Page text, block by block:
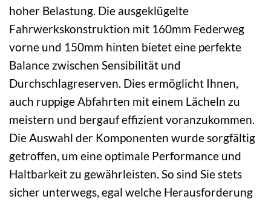
hoher Belastung. Die ausgeklügelte
Fahrwerkskonstruktion mit 160mm Federweg
vorne und 150mm hinten bietet eine perfekte
Balance zwischen Sensibilität und
Durchschlagreserven. Dies ermöglicht Ihnen,
auch ruppige Abfahrten mit einem Lächeln zu
meistern und bergauf effizient voranzukommen.
Die Auswahl der Komponenten wurde sorgfältig
getroffen, um eine optimale Performance und
Haltbarkeit zu gewährleisten. So sind Sie stets
sicher unterwegs, egal welche Herausforderung